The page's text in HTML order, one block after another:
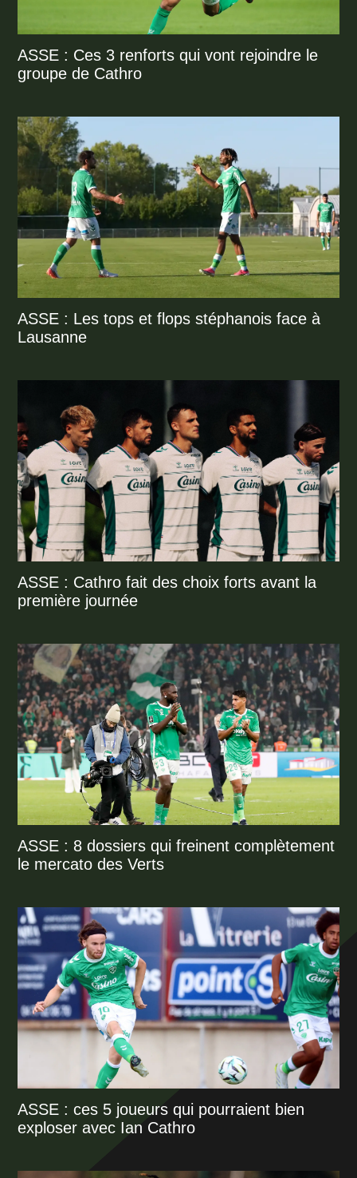
ASSE : Ces 3 renforts qui vont rejoindre le
groupe de Cathro
ASSE : Les tops et flops stéphanois face à
Lausanne
ASSE : Cathro fait des choix forts avant la
première journée
ASSE : 8 dossiers qui freinent complètement
le mercato des Verts
ASSE : ces 5 joueurs qui pourraient bien
exploser avec Ian Cathro